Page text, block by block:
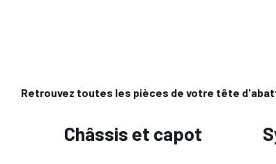
Retrouvez toutes les pièces de votre tête
Châssis et capot